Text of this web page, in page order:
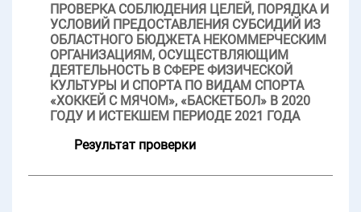
ПРОВЕРКА СОБЛЮДЕНИЯ ЦЕЛЕЙ, ПОРЯДКА И
УСЛОВИЙ ПРЕДОСТАВЛЕНИЯ СУБСИДИЙ ИЗ
ОБЛАСТНОГО БЮДЖЕТА НЕКОММЕРЧЕСКИМ
ОРГАНИЗАЦИЯМ, ОСУЩЕСТВЛЯЮЩИМ
ДЕЯТЕЛЬНОСТЬ В СФЕРЕ ФИЗИЧЕСКОЙ
КУЛЬТУРЫ И СПОРТА ПО ВИДАМ СПОРТА
«ХОККЕЙ С МЯЧОМ», «БАСКЕТБОЛ» В 2020
ГОДУ И ИСТЕКШЕМ ПЕРИОДЕ 2021 ГОДА
Результат проверки